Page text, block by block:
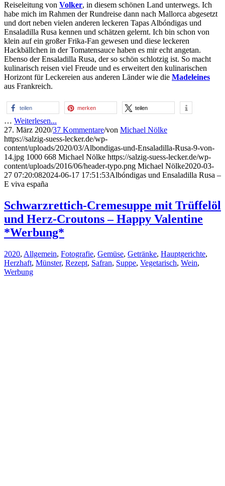
Reiseleitung von Volker, in diesem schönen Land unterwegs. Ich
habe mich im Rahmen der Rundreise dann nach Mallorca abgesetzt
und dort neben vielen anderen leckeren Tapas Albóndigas und
Ensaladilla Rusa kennen und schätzen gelernt. Ich bin schon von
klein auf ein großer Frika-Fan gewesen und diese leckeren
Hackbällchen in der Tomatensauce haben es mir echt angetan.
Ebenso der Ensaladilla Rusa, der so schön schlotzig ist. So macht
kulinarisch reisen viel Freude und es erweitert den kulinarischen
Horizont für Leckereien aus anderen Länder wie die Madeleines
aus Frankreich.
teilen merken teilen
… Weiterlesen...
27. März 2020/37 Kommentare/von Michael Nölke
https://salzig-suess-lecker.de/wp-
content/uploads/2020/03/Albondigas-und-Ensaladilla-Rusa-9-von-
14.jpg 1000 668 Michael Nölke https://salzig-suess-lecker.de/wp-
content/uploads/2016/06/header-typo.png Michael Nölke2020-03-
27 07:20:082024-06-17 17:51:53Albóndigas und Ensaladilla Rusa –
E viva españa
Schwarzrettich-Cremesuppe mit Trüffelöl
und Herz-Croutons – Happy Valentine
*Werbung*
2020, Allgemein, Fotografie, Gemüse, Getränke, Hauptgerichte,
Herzhaft, Münster, Rezept, Safran, Suppe, Vegetarisch, Wein,
Werbung